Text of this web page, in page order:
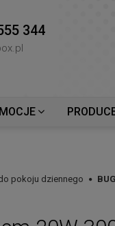
344
pokoju dziennego